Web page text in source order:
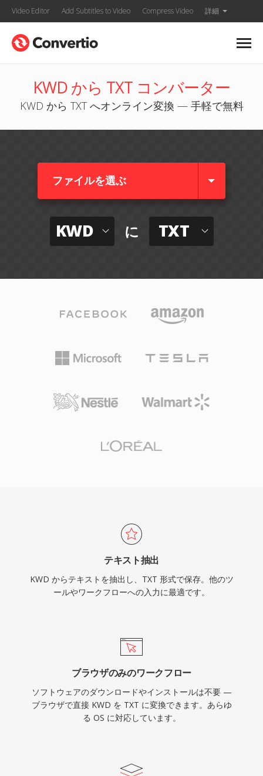
Video Editor Add Subtitles to Video Compress Video 詳細
KWD から TXT コンバーター
KWD から TXT へオンライン変換 — 手軽で無料
ファイルを選ぶ
KWD に TXT
テキスト抽出
KWD からテキストを抽出し、TXT 形式で保存。他のツ
ールやワークフローへの入力に最適です。
ブラウザのみのワークフロー
ソフトウェアのダウンロードやインストールは不要 —
ブラウザで直接 KWD を TXT に変換できます。あらゆ
る OS に対応しています。